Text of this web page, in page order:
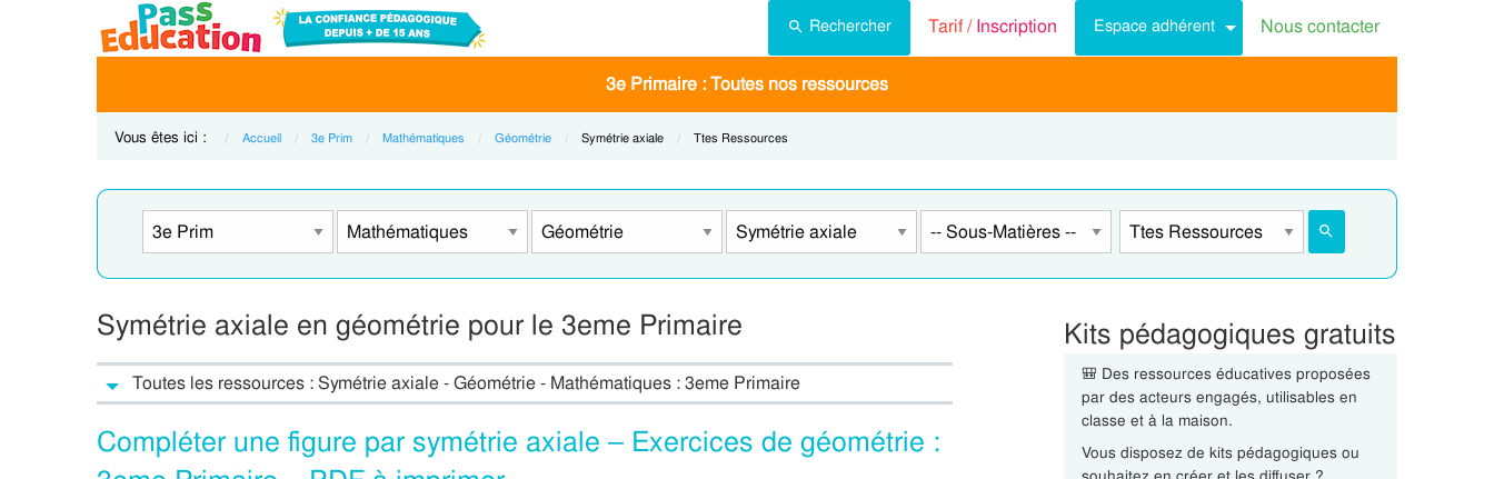
Rechercher Tarif /Inscription Espace adhérent Nous contacter
3e Primaire : Toutes nos ressources
Vous êtes ici : Accueil 3e Prim Mathématiques Géométrie Current:
Symétrie axiale Current:
Ttes Ressources
Symétrie axiale en géométrie pour le 3eme Primaire
Toutes les ressources : Symétrie axiale - Géométrie - Mathématiques : 3eme Primaire
Compléter une figure par symétrie axiale – Exercices de géométrie :
Kits pédagogiques gratuits
🎒 Des ressources éducatives proposées
par des acteurs engagés, utilisables en
classe et à la maison.
Vous disposez de kits pédagogiques ou